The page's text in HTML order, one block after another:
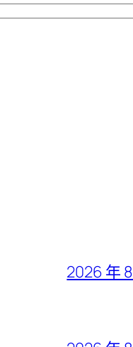
2026 年